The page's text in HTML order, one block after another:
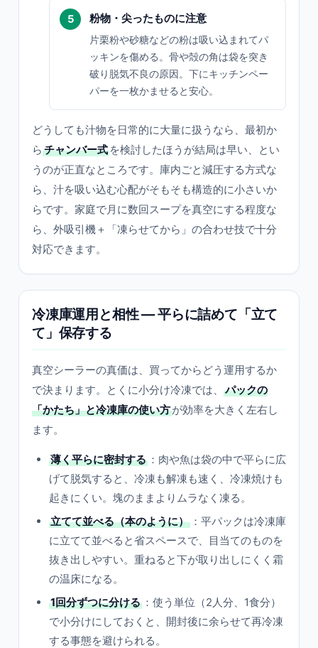
粉物・尖ったものに注意
片栗粉や砂糖などの粉は吸い込まれてパ
ッキンを傷める。骨や殻の角は袋を突き
破り脱気不良の原因。下にキッチンペー
パーを一枚かませると安心。
どうしても汁物を日常的に大量に扱うなら、最初か
ら チャンバー式 を検討したほうが結局は早い、とい
うのが正直なところです。庫内ごと減圧する方式な
ら、汁を吸い込む心配がそもそも構造的に小さいか
らです。家庭で月に数回スープを真空にする程度な
ら、外吸引機＋「凍らせてから」の合わせ技で十分
対応できます。
冷凍庫運用と相性 — 平らに詰めて「立て
て」保存する
真空シーラーの真価は、買ってからどう運用するか
で決まります。とくに小分け冷凍では、
パックの
「かたち」と冷凍庫の使い方が効率を大きく左右し
ます。
薄く平らに密封する ：肉や魚は袋の中で平らに広
げて脱気すると、冷凍も解凍も速く、冷凍焼けも
起きにくい。塊のままよりムラなく凍る。
立てて並べる（本のように） ：平パックは冷凍庫
に立てて並べると省スペースで、目当てのものを
抜き出しやすい。重ねると下が取り出しにくく霜
の温床になる。
1回分ずつに分ける ：使う単位（2人分、1食分）
で小分けにしておくと、開封後に余らせて再冷凍
する事態を避けられる。